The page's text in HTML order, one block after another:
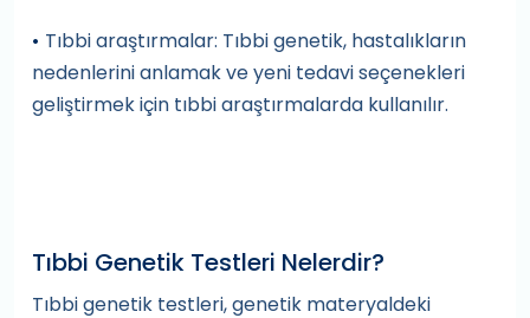
• Tıbbi araştırmalar: Tıbbi genetik, hastalıkların
nedenlerini anlamak ve yeni tedavi seçenekleri
geliştirmek için tıbbi araştırmalarda kullanılır.
Tıbbi Genetik Testleri Nelerdir?
Tıbbi genetik testleri, genetik materyaldeki